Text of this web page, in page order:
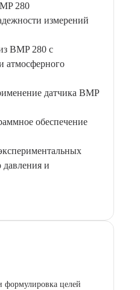
280
измерений
BMP 280 с
атмосферного
датчика BMP
обеспечение
давления и
формулировка целей